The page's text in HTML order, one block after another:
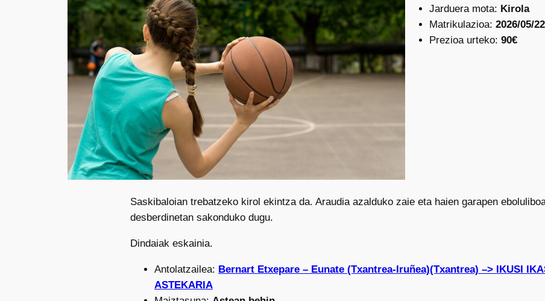
Jarduera mota: Kirola
Matrikulazioa: 2026/05/
Prezioa urteko: 90€
Saskibaloian trebatzeko kirol ekintza da. Araudia azalduko zaie eta haien garapen
desberdinetan sakonduko dugu.
Dindaiak eskainia.
Antolatzailea: Bernart Etxepare – Eunate (Txantrea-Iruñea)(Txantrea) –> IKUSI
ASTEKARIA